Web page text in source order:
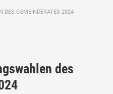
DES GEMEINDERATES 2024
des